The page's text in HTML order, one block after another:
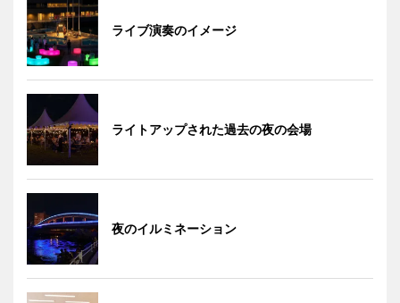
ライブ演奏のイメージ
ライトアップされた過去の夜の会場
夜のイルミネーション